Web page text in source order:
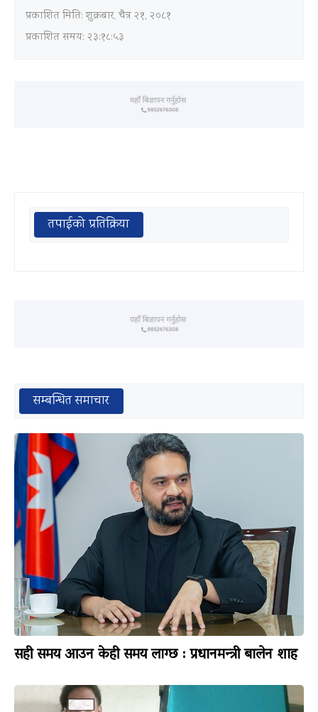
प्रकाशित मिति:शुक्रबार, चैत्र २१, २०८१
प्रकाशित समय: २३:१८:५३
तपाईको प्रतिक्रिया
सम्बन्धित समाचार
सही समय आउन केही समय लाग्छ : प्रधानमन्त्री बालेन शाह